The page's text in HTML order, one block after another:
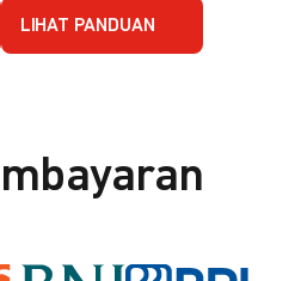
LIHAT PANDUAN